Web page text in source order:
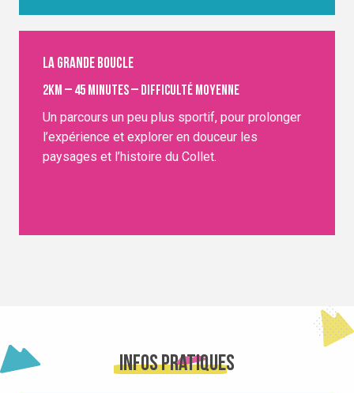
La grande boucle
2km – 45 minutes – Difficulté moyenne
Un parcours un peu plus sportif, pour prolonger
l’expérience et explorer en douceur les
paysages et l’histoire du Collet.
Infos pratiques